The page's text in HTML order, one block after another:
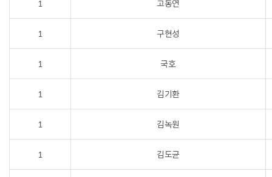
1 고동연
1 구현성
1 국호
1 김기환
1 김녹원
1 김도균